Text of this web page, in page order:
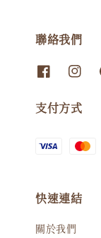
聯絡我們
支付方式
快速連結
關於我們